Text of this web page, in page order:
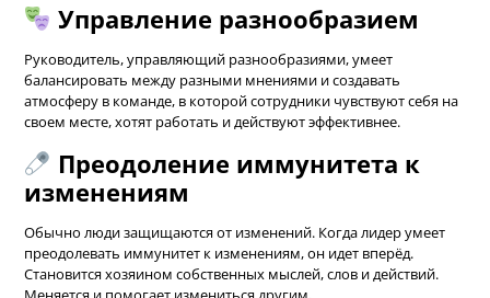
Управление разнообразием
Руководитель, управляющий разнообразиями, умеет
балансировать между разными мнениями и создавать
атмосферу в команде, в которой сотрудники чувствуют себя на
своем месте, хотят работать и действуют эффективнее.
Преодоление иммунитета к
изменениям
Обычно люди защищаются от изменений. Когда лидер умеет
преодолевать иммунитет к изменениям, он идет вперёд.
Становится хозяином собственных мыслей, слов и действий.